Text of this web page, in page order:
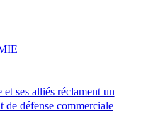
et ses alliés réclament un
de défense commerciale